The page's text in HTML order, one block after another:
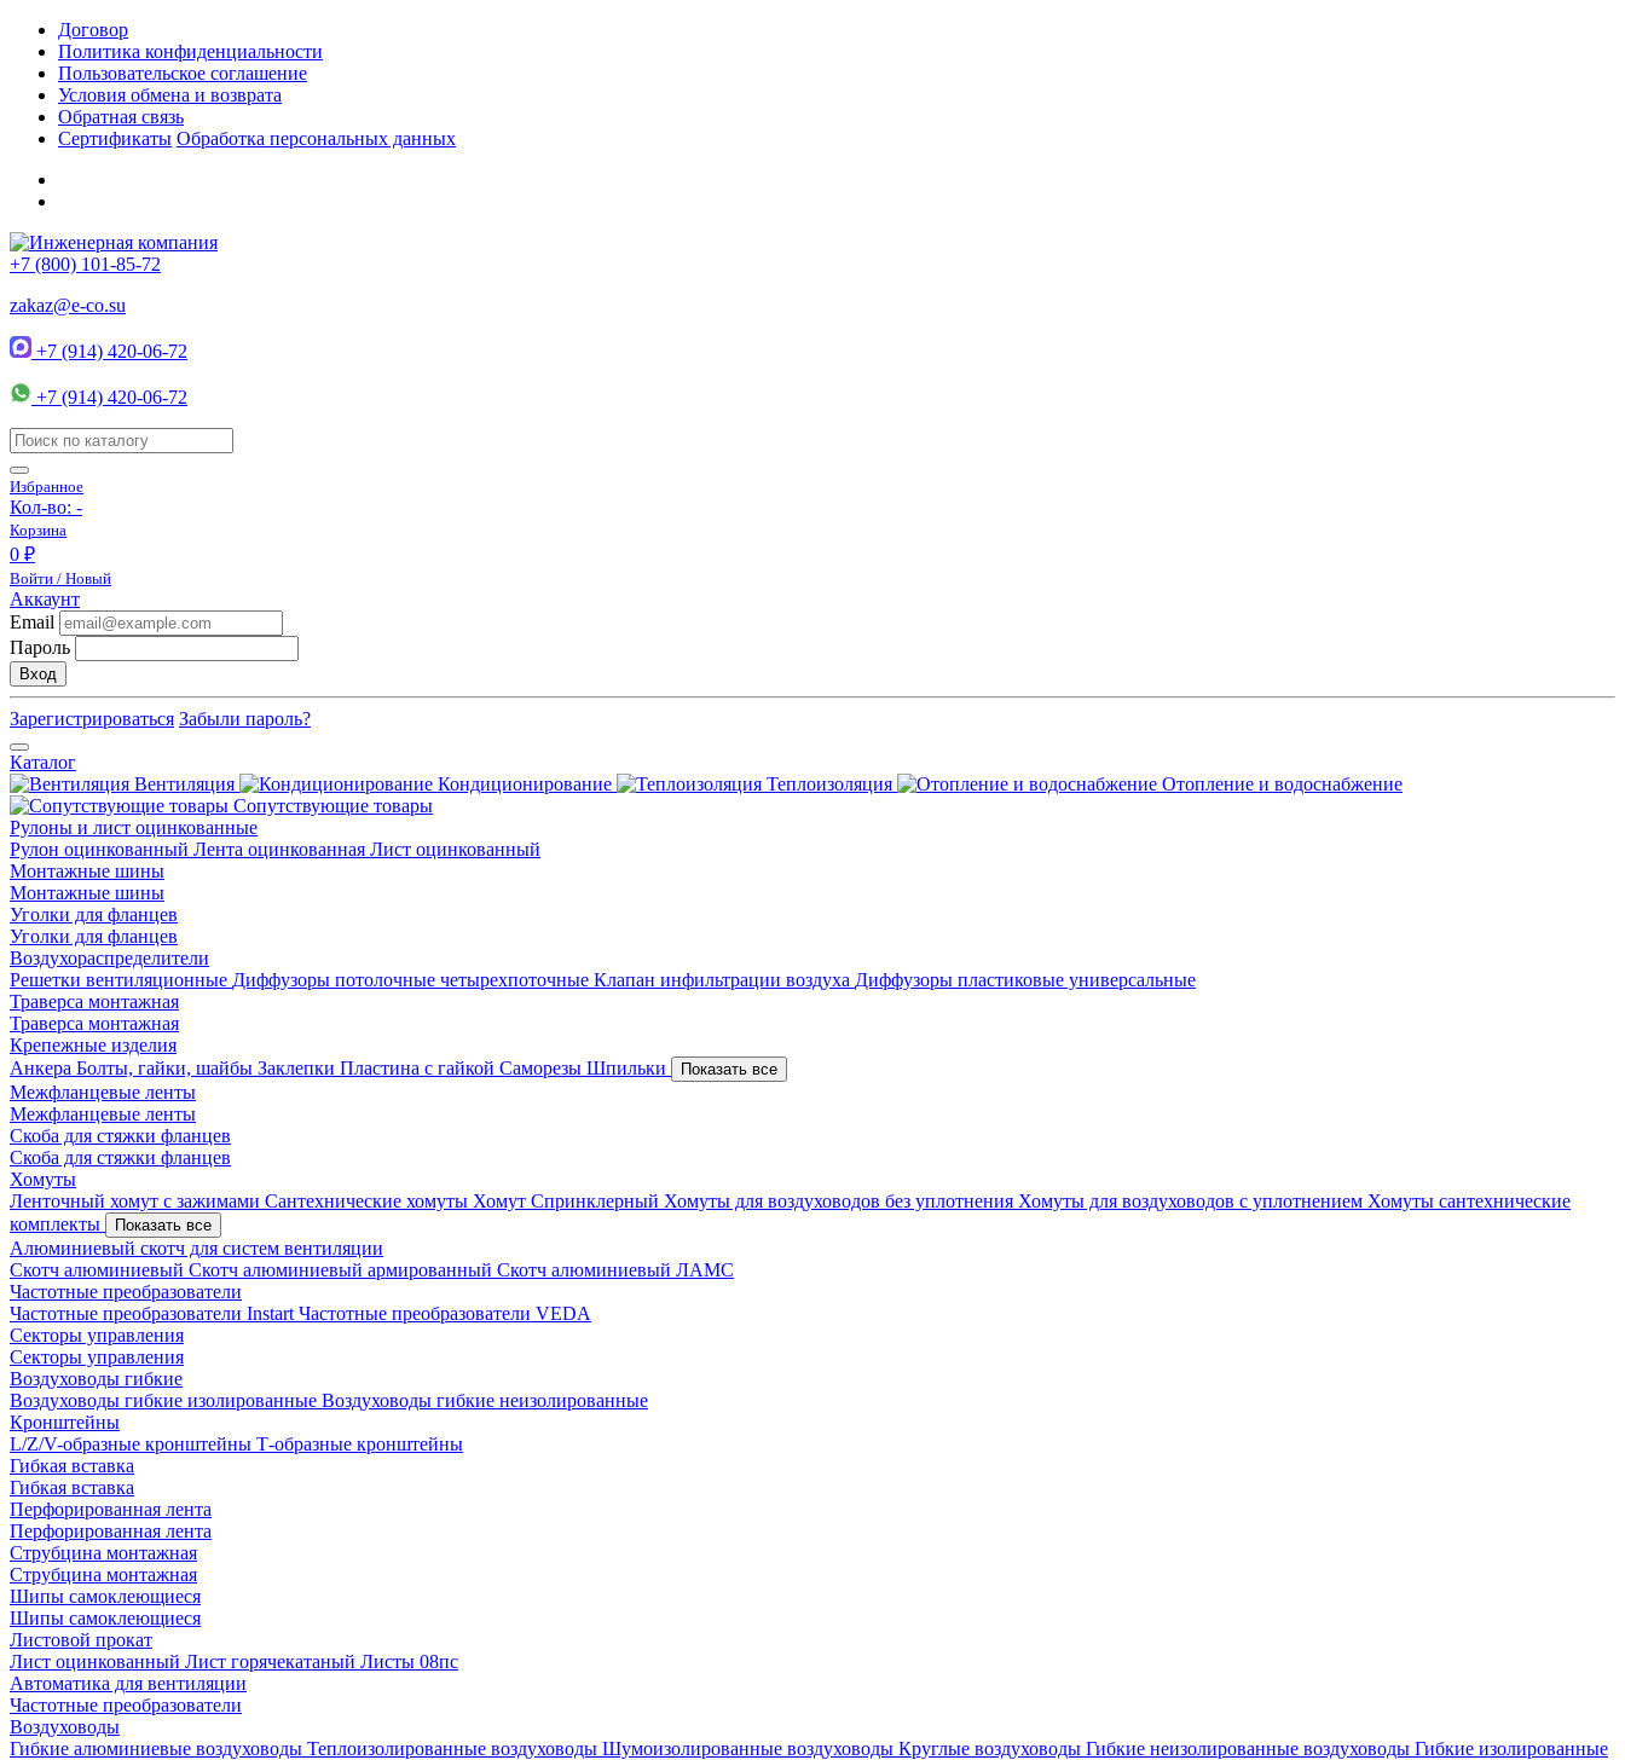
Договор
Политика конфиденциальности
Пользовательское соглашение
Условия обмена и возврата
Обратная связь
Сертификаты Обработка персональных данных
+7 (800) 101-85-72
zakaz@e-co.su
+7 (914) 420-06-72
+7 (914) 420-06-72
Избранное
Кол-во: -
Корзина
0 ₽
Войти / Новый
Аккаунт
Email
Пароль
Вход
Зарегистрироваться Забыли пароль?
Каталог
Вентиляция
Кондиционирование Теплоизоляция
Отопление и водоснабжение
Сопутствующие товары
Рулоны и лист оцинкованные
Рулон оцинкованный Лента оцинкованная Лист оцинкованный
Монтажные шины
Монтажные шины
Уголки для фланцев
Уголки для фланцев
Воздухораспределители
Решетки вентиляционные Диффузоры потолочные четырехпоточные Клапан инфильтрации воздуха Диффузоры пластиковые универсальные
Траверса монтажная
Траверса монтажная
Крепежные изделия
Анкера Болты, гайки, шайбы Заклепки Пластина с гайкой Саморезы Шпильки Показать все
Межфланцевые ленты
Межфланцевые ленты
Скоба для стяжки фланцев
Скоба для стяжки фланцев
Хомуты
Ленточный хомут с зажимами Сантехнические хомуты Хомут Спринклерный Хомуты для воздуховодов без уплотнения Хомуты для воздуховодов с уплотнением Хомуты сантехнические
комплекты
Показать все
Алюминиевый скотч для систем вентиляции
Скотч алюминиевый Скотч алюминиевый армированный Скотч алюминиевый ЛАМС
Частотные преобразователи
Частотные преобразователи Instart Частотные преобразователи VEDA
Секторы управления
Секторы управления
Воздуховоды гибкие
Воздуховоды гибкие изолированные Воздуховоды гибкие неизолированные
Кронштейны
L/Z/V-образные кронштейны Т-образные кронштейны
Гибкая вставка
Гибкая вставка
Перфорированная лента
Перфорированная лента
Струбцина монтажная
Струбцина монтажная
Шипы самоклеющиеся
Шипы самоклеющиеся
Листовой прокат
Лист оцинкованный Лист горячекатаный Листы 08пс
Автоматика для вентиляции
Частотные преобразователи
Воздуховоды
Гибкие алюминиевые воздуховоды Теплоизолированные воздуховоды Шумоизолированные воздуховоды Круглые воздуховоды Гибкие неизолированные воздуховоды Гибкие изолированные